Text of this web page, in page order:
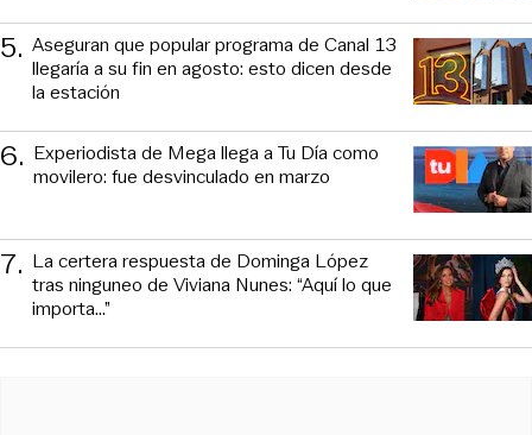
5. Aseguran que popular programa de Canal 13
llegaría a su fin en agosto: esto dicen desde
la estación
6. Experiodista de Mega llega a Tu Día como
movilero: fue desvinculado en marzo
7. La certera respuesta de Dominga López
tras ninguneo de Viviana Nunes: “Aquí lo que
importa...”